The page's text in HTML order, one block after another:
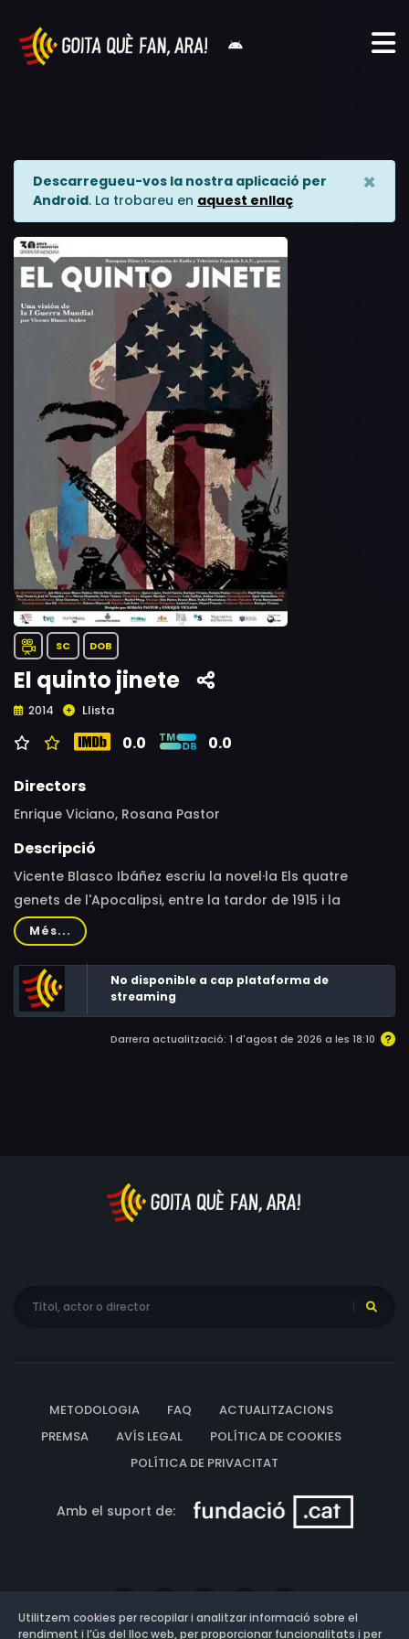
Descarregueu-vos la nostra aplicació per
Android. La trobareu en aquest enllaç
×
SC DOB
El quinto jinete
2014 Llista
0.0 0.0
Directors
Enrique Viciano, Rosana Pastor
Descripció
Vicente Blasco Ibáñez escriu la novel·la Els quatre
genets de l'Apocalipsi, entre la tardor de 1915 i la
primavera de 1916, quan les tropes aliades defensaven
al front de Marne l'assetjament de l'imperi alemany en
plena I Guerra Mundial.
Més...
No disponible a cap plataforma de
streaming
Darrera actualització: 1 d'agost de 2026 a les 18:10
METODOLOGIA FAQ
ACTUALITZACIONS
PREMSA
AVÍS LEGAL
POLÍTICA DE COOKIES
POLÍTICA DE PRIVACITAT
Amb el suport de:
Utilitzem cookies per recopilar i analitzar informació sobre el
rendiment i l’ús del lloc web, per proporcionar funcionalitats i per